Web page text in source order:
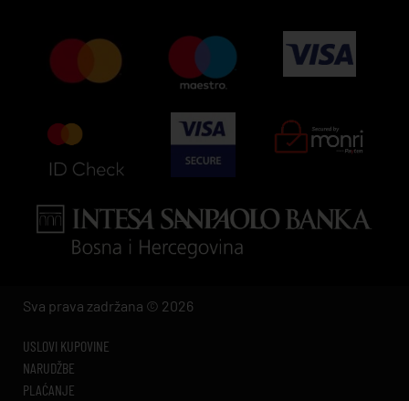
Sva prava zadržana © 2026
USLOVI KUPOVINE
NARUDŽBE
PLAĆANJE